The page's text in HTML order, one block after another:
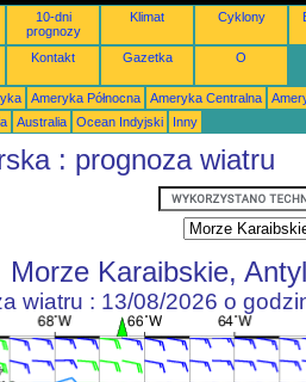
10-dni
prognozy
Klimat Cyklony
Kontakt Gazetka O
Ameryka Północna Ameryka Centralna
Australia Ocean Indyjski Inny
: prognoza wiatru
Morze Karaibskie,
wiatru : 13/08/2026 o